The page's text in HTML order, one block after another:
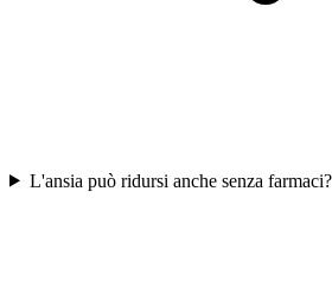
L'ansia può ridursi anche senza farmaci?